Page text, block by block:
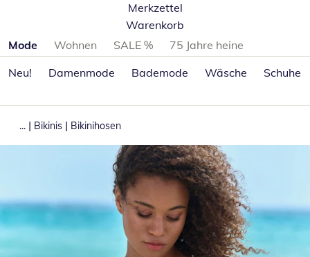
Merkzettel
Warenkorb
Produktkategorien überspringen
Mode Wohnen SALE %
75 Jahre heine
Neu!
Damenmode Bademode Wäsche Schuhe
... | Bikinis | Bikinihosen